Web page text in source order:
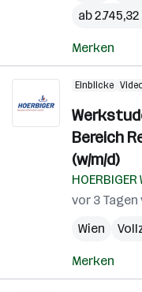
ab
Merken
Einblicke
Bereich
(w/m/d)
vor 3
Wien
Merken